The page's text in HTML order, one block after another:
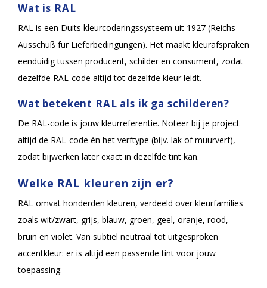
Wat is RAL
RAL is een Duits kleurcoderingssysteem uit 1927 (Reichs-
Ausschuß für Lieferbedingungen). Het maakt kleurafspraken
eenduidig tussen producent, schilder en consument, zodat
dezelfde RAL-code altijd tot dezelfde kleur leidt.
Wat betekent RAL als ik ga schilderen?
De RAL-code is jouw kleurreferentie. Noteer bij je project
altijd de RAL-code én het verftype (bijv. lak of muurverf),
zodat bijwerken later exact in dezelfde tint kan.
Welke RAL kleuren zijn er?
RAL omvat honderden kleuren, verdeeld over kleurfamilies
zoals wit/zwart, grijs, blauw, groen, geel, oranje, rood,
bruin en violet. Van subtiel neutraal tot uitgesproken
accentkleur: er is altijd een passende tint voor jouw
toepassing.